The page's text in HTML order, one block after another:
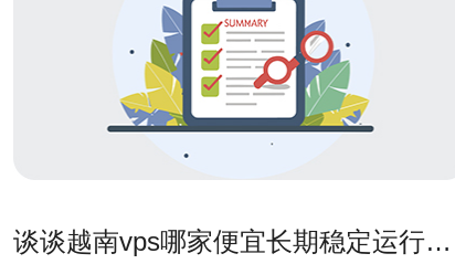
谈谈越南vps哪家便宜长期稳定运行的